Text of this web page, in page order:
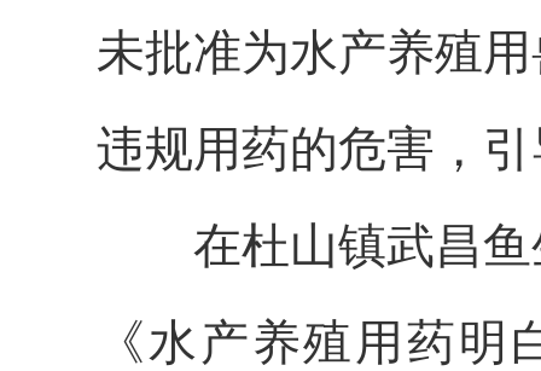
未批准为水产养殖
违规用药的危害，
在杜山镇武昌鱼
《水产养殖用药明